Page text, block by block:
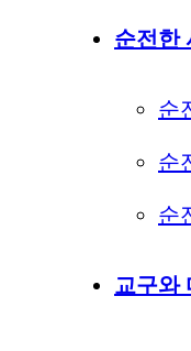
순전한
순
순
순
교구와